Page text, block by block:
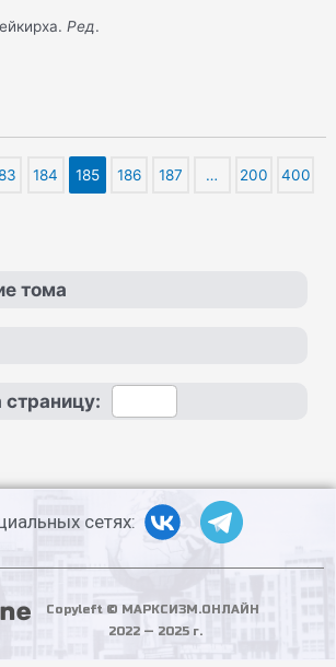
Ред.
184 185 186 187 … 200 400
тома
страницу:
сетях:
Copyleft © МАРКСИЗМ.ОНЛАЙН
2022 — 2025 г.